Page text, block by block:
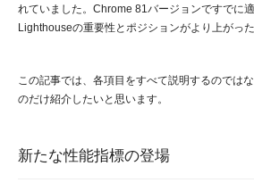
れていました。Chrome 81バージョンですでに
Lighthouseの重要性とポジションがより上がっ
この記事では、各項目をすべて説明するのでは
のだけ紹介したいと思います。
新たな性能指標の登場